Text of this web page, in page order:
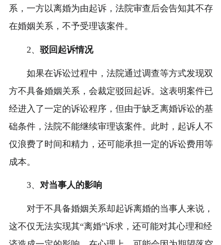
系，一方以离婚为由起诉，法院审查后会告知其不存
在婚姻关系，不予受理该案件。
2、 驳回起诉情况
如果在诉讼过程中，法院通过调查等方式发现双
方不具备婚姻关系，会裁定驳回起诉。这表明案件已
经进入了一定的诉讼程序，但由于缺乏离婚诉讼的基
础条件，法院不能继续审理该案件。此时，起诉人不
仅浪费了时间和精力，还可能承担一定的诉讼费用等
成本。
3、 对当事人的影响
对于不具备婚姻关系却起诉离婚的当事人来说，
这不仅无法实现其“离婚”诉求，还可能对其心理和经